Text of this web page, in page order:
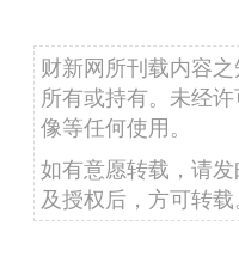
财新网所刊载内容
所有或持有。未经
像等任何使用。
如有意愿转载，请发
及授权后，方可转载